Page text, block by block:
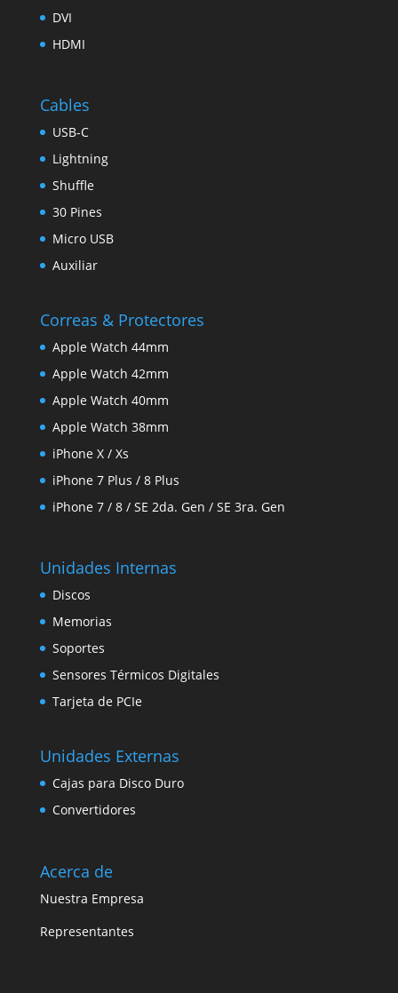
DVI
HDMI
Cables
USB-C
Lightning
Shuffle
30 Pines
Micro USB
Auxiliar
Correas & Protectores
Apple Watch 44mm
Apple Watch 42mm
Apple Watch 40mm
Apple Watch 38mm
iPhone X / Xs
iPhone 7 Plus / 8 Plus
iPhone 7 / 8 / SE 2da. Gen / SE 3ra. Gen
Unidades Internas
Discos
Memorias
Soportes
Sensores Térmicos Digitales
Tarjeta de PCIe
Unidades Externas
Cajas para Disco Duro
Convertidores
Acerca de
Nuestra Empresa
Representantes